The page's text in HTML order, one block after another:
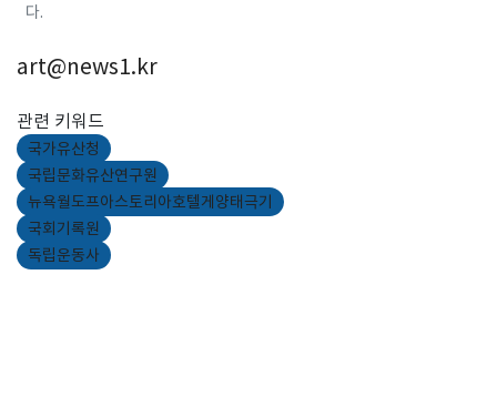
다.
art@news1.kr
관련 키워드
국가유산청
국립문화유산연구원
뉴욕월도프아스토리아호텔게양태극기
국회기록원
독립운동사